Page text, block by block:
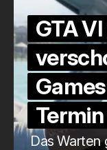
GTA
Das Warten